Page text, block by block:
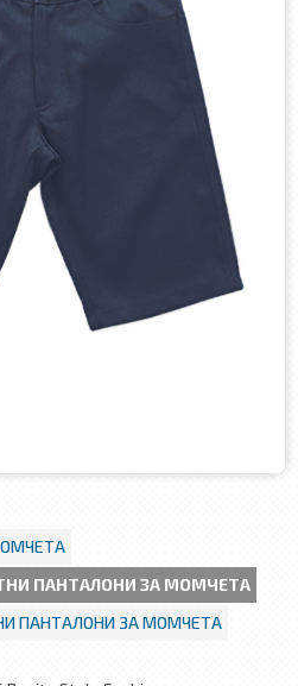
ПАНТАЛОНИ ЗА МОМЧЕТА
ПАНТАЛОНИ ЗА МОМЧЕТА